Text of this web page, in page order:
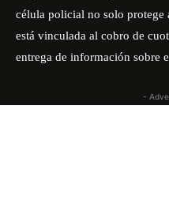
célula policial no solo protege
está vinculada al cobro de
entrega de información sobre
-